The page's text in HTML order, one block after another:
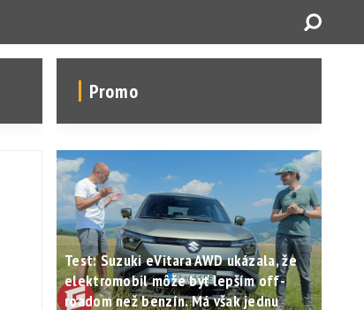
Promo
Test: Suzuki eVitara AWD ukázala, že
elektromobil môže byť lepším off-
roadom než benzín. Má však jednu